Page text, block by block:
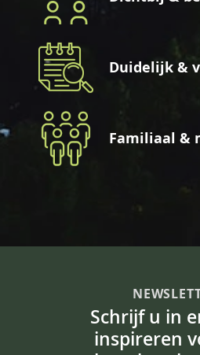
Duidelijk &
Familiaal &
Schrijf u in
inspireren